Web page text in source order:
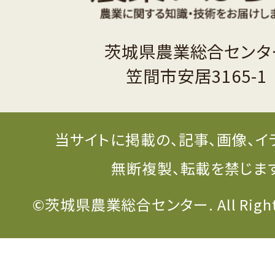
茨城県農業総合セン
笠間市安居3165-1
当サイトに掲載の、記事、画像、
無断複製、転載を禁じま
©茨城県農業総合センター. All